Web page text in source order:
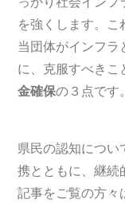
を強くします。
当団体がインフ
に、克服すべきこ
金確保の３点です。
県民の認知につ
携とともに、継
記事をご覧の方々